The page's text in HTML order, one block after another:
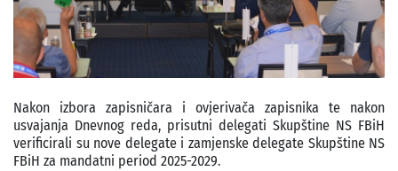
Nakon izbora zapisničara i ovjerivača zapisnika te nakon
usvajanja Dnevnog reda, prisutni delegati Skupštine NS FBiH
verificirali su nove delegate i zamjenske delegate Skupštine NS
FBiH za mandatni period 2025-2029.